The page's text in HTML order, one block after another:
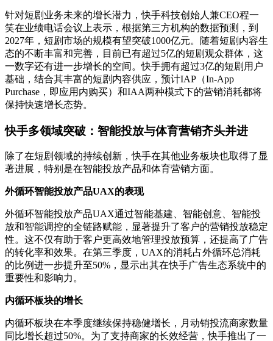
针对短剧业务未来的增长潜力，快手科技创始人兼CEO程一
笑在业绩电话会议上表示，根据第三方机构的数据预测，到
2027年，短剧市场的规模有望突破1000亿元。随着短剧内容生
态的不断丰富和完善，目前已有超过5亿的短剧观众群体，这
一数字还有进一步增长的空间。快手拥有超过3亿的短剧用户
基础，结合其丰富的短剧内容供应，预计IAP（In-App
Purchase，即应用内购买）和IAA两种模式下的营销消耗都将
保持快速增长态势。
快手多领域突破：智能投放与体育营销齐头并进
除了在短剧领域的持续创新，快手在其他业务板块也取得了显
著进展，特别是在智能投放产品和体育营销方面。
外循环智能投放产品UAX的表现
外循环智能投放产品UAX通过智能基建、智能创意、智能投
放和智能调控的全链路赋能，显著提升了客户的营销投放稳定
性。这不仅有助于客户更高效地管理投放预算，还提高了广告
的转化率和效果。在第三季度，UAX的消耗占外循环总消耗
的比例进一步提升至50%，显示出其在快手广告生态系统中的
重要性和影响力。
内循环板块的增长
内循环板块在本季度继续保持稳健增长，月动销投流商家数量
同比增长超过50%。为了支持商家的长效经营，快手推出了一